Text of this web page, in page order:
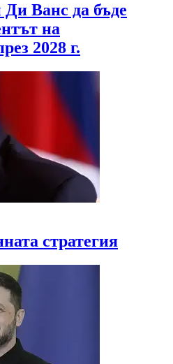
Ванс да бъде
на
2028 г.
стратегия